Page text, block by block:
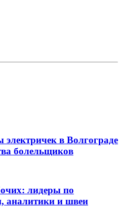
в Волгограде
болельщиков
лидеры по
аналитики и швеи